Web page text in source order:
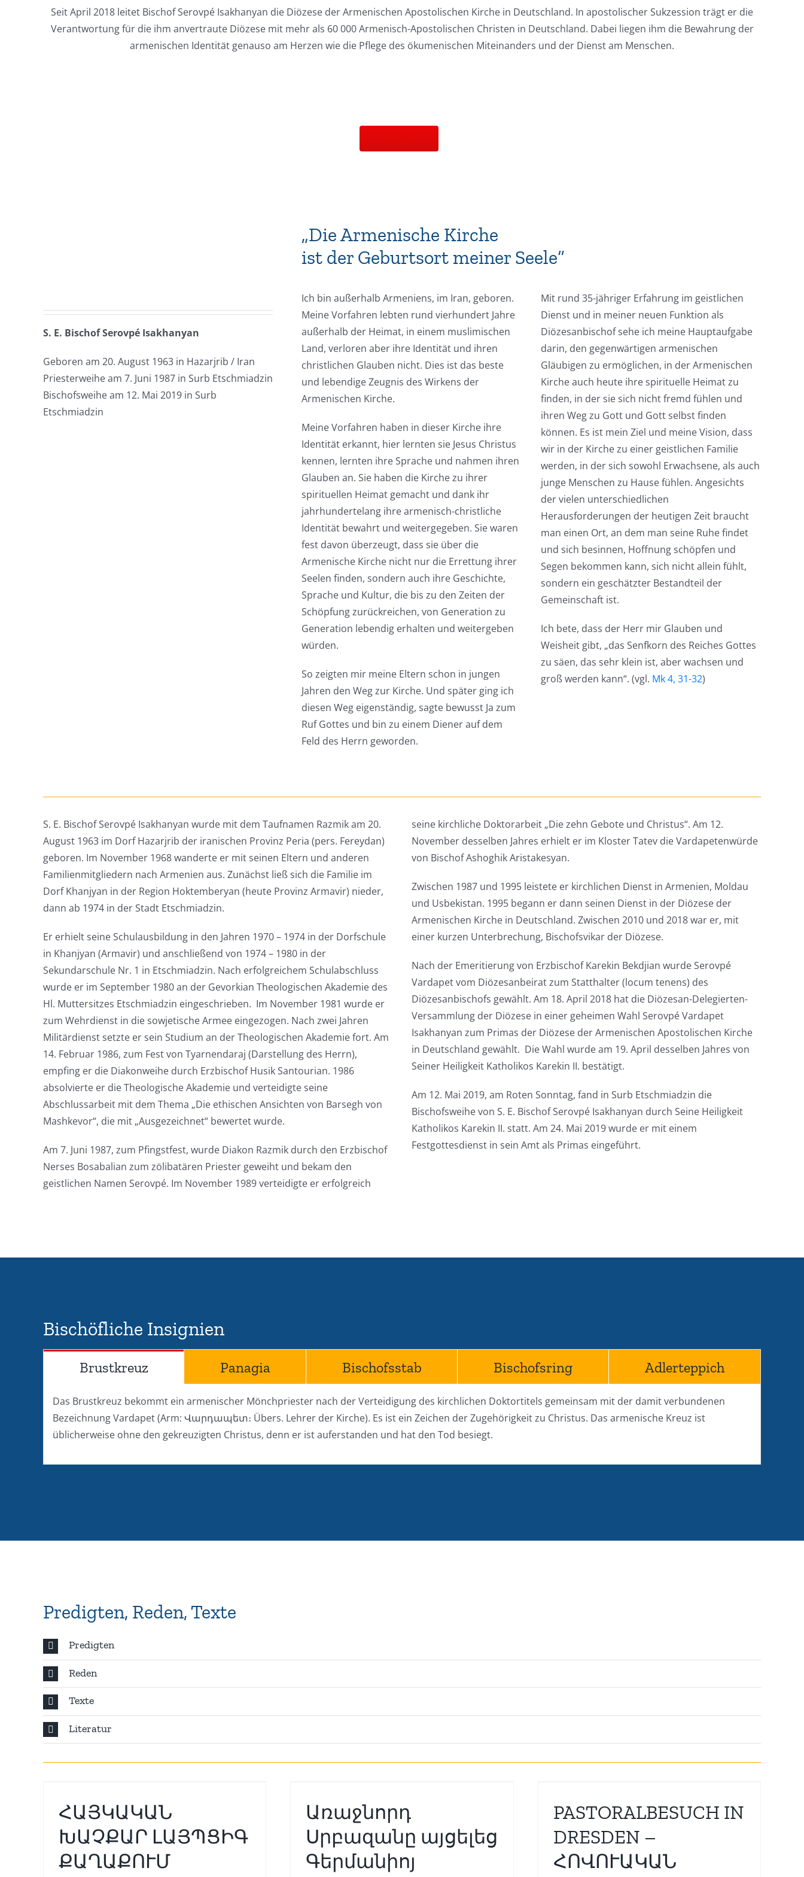
Seit April 2018 leitet Bischof Serovpé Isakhanyan die Diözese der Armenischen Apostolischen Kirche in Deutschland. In apostolischer Sukzession trägt er die
Verantwortung für die ihm anvertraute Diözese mit mehr als 60 000 Armenisch-Apostolischen Christen in Deutschland. Dabei liegen ihm die Bewahrung der
armenischen Identität genauso am Herzen wie die Pflege des ökumenischen Miteinanders und der Dienst am Menschen.
„Die Armenische Kirche
ist der Geburtsort meiner Seele“
S. E. Bischof Serovpé Isakhanyan
Geboren am 20. August 1963 in Hazarjrib / Iran
Priesterweihe am 7. Juni 1987 in Surb Etschmiadzin
Bischofsweihe am 12. Mai 2019 in Surb
Etschmiadzin
Ich bin außerhalb Armeniens, im Iran, geboren.
Meine Vorfahren lebten rund vierhundert Jahre
außerhalb der Heimat, in einem muslimischen
Land, verloren aber ihre Identität und ihren
christlichen Glauben nicht. Dies ist das beste
und lebendige Zeugnis des Wirkens der
Armenischen Kirche.
Meine Vorfahren haben in dieser Kirche ihre
Identität erkannt, hier lernten sie Jesus Christus
kennen, lernten ihre Sprache und nahmen ihren
Glauben an. Sie haben die Kirche zu ihrer
spirituellen Heimat gemacht und dank ihr
jahrhundertelang ihre armenisch-christliche
Identität bewahrt und weitergegeben. Sie waren
fest davon überzeugt, dass sie über die
Armenische Kirche nicht nur die Errettung ihrer
Seelen finden, sondern auch ihre Geschichte,
Sprache und Kultur, die bis zu den Zeiten der
Schöpfung zurückreichen, von Generation zu
Generation lebendig erhalten und weitergeben
würden.
So zeigten mir meine Eltern schon in jungen
Jahren den Weg zur Kirche. Und später ging ich
diesen Weg eigenständig, sagte bewusst Ja zum
Ruf Gottes und bin zu einem Diener auf dem
Feld des Herrn geworden.
Mit rund 35-jähriger Erfahrung im geistlichen
Dienst und in meiner neuen Funktion als
Diözesanbischof sehe ich meine Hauptaufgabe
darin, den gegenwärtigen armenischen
Gläubigen zu ermöglichen, in der Armenischen
Kirche auch heute ihre spirituelle Heimat zu
finden, in der sie sich nicht fremd fühlen und
ihren Weg zu Gott und Gott selbst finden
können. Es ist mein Ziel und meine Vision, dass
wir in der Kirche zu einer geistlichen Familie
werden, in der sich sowohl Erwachsene, als auch
junge Menschen zu Hause fühlen. Angesichts
der vielen unterschiedlichen
Herausforderungen der heutigen Zeit braucht
man einen Ort, an dem man seine Ruhe findet
und sich besinnen, Hoffnung schöpfen und
Segen bekommen kann, sich nicht allein fühlt,
sondern ein geschätzter Bestandteil der
Gemeinschaft ist.
Ich bete, dass der Herr mir Glauben und
Weisheit gibt, „das Senfkorn des Reiches Gottes
zu säen, das sehr klein ist, aber wachsen und
groß werden kann“. (vgl. Mk 4, 31-32)
S. E. Bischof Serovpé Isakhanyan wurde mit dem Taufnamen Razmik am 20.
August 1963 im Dorf Hazarjrib der iranischen Provinz Peria (pers. Fereydan)
geboren. Im November 1968 wanderte er mit seinen Eltern und anderen
Familienmitgliedern nach Armenien aus. Zunächst ließ sich die Familie im
Dorf Khanjyan in der Region Hoktemberyan (heute Provinz Armavir) nieder,
dann ab 1974 in der Stadt Etschmiadzin.
Er erhielt seine Schulausbildung in den Jahren 1970 – 1974 in der Dorfschule
in Khanjyan (Armavir) und anschließend von 1974 – 1980 in der
Sekundarschule Nr. 1 in Etschmiadzin. Nach erfolgreichem Schulabschluss
wurde er im September 1980 an der Gevorkian Theologischen Akademie des
Hl. Muttersitzes Etschmiadzin eingeschrieben. Im November 1981 wurde er
zum Wehrdienst in die sowjetische Armee eingezogen. Nach zwei Jahren
Militärdienst setzte er sein Studium an der Theologischen Akademie fort. Am
14. Februar 1986, zum Fest von Tyarnendaraj (Darstellung des Herrn),
empfing er die Diakonweihe durch Erzbischof Husik Santourian. 1986
absolvierte er die Theologische Akademie und verteidigte seine
Abschlussarbeit mit dem Thema „Die ethischen Ansichten von Barsegh von
Mashkevor“, die mit „Ausgezeichnet“ bewertet wurde.
Am 7. Juni 1987, zum Pfingstfest, wurde Diakon Razmik durch den Erzbischof
Nerses Bosabalian zum zölibatären Priester geweiht und bekam den
geistlichen Namen Serovpé. Im November 1989 verteidigte er erfolgreich
seine kirchliche Doktorarbeit „Die zehn Gebote und Christus“. Am 12.
November desselben Jahres erhielt er im Kloster Tatev die Vardapetenwürde
von Bischof Ashoghik Aristakesyan.
Zwischen 1987 und 1995 leistete er kirchlichen Dienst in Armenien, Moldau
und Usbekistan. 1995 begann er dann seinen Dienst in der Diözese der
Armenischen Kirche in Deutschland. Zwischen 2010 und 2018 war er, mit
einer kurzen Unterbrechung, Bischofsvikar der Diözese.
Nach der Emeritierung von Erzbischof Karekin Bekdjian wurde Serovpé
Vardapet vom Diözesanbeirat zum Statthalter (locum tenens) des
Diözesanbischofs gewählt. Am 18. April 2018 hat die Diözesan-Delegierten-
Versammlung der Diözese in einer geheimen Wahl Serovpé Vardapet
Isakhanyan zum Primas der Diözese der Armenischen Apostolischen Kirche
in Deutschland gewählt. Die Wahl wurde am 19. April desselben Jahres von
Seiner Heiligkeit Katholikos Karekin II. bestätigt.
Am 12. Mai 2019, am Roten Sonntag, fand in Surb Etschmiadzin die
Bischofsweihe von S. E. Bischof Serovpé Isakhanyan durch Seine Heiligkeit
Katholikos Karekin II. statt. Am 24. Mai 2019 wurde er mit einem
Festgottesdienst in sein Amt als Primas eingeführt.
Bischöfliche Insignien
Brustkreuz Panagia Bischofsstab Bischofsring Adlerteppich
Das Brustkreuz bekommt ein armenischer Mönchpriester nach der Verteidigung des kirchlichen Doktortitels gemeinsam mit der damit verbundenen
Bezeichnung Vardapet (Arm: Վարդապետ։ Übers. Lehrer der Kirche). Es ist ein Zeichen der Zugehörigkeit zu Christus. Das armenische Kreuz ist
üblicherweise ohne den gekreuzigten Christus, denn er ist auferstanden und hat den Tod besiegt.
Predigten, Reden, Texte
Predigten
Reden
Texte
Literatur
ՀԱՅԿԱԿԱՆ
ԽԱՉՔԱՐ ԼԱՅՊՑԻԳ
ՔԱՂԱՔՈՒՄ
Առաջնորդ Սրբազանը
Դեսպանին
Առաջնորդ
Սրբազանը այցելեց
Գերմանիոյ
PASTORALBESUCH IN
ԱՅՑԵԼՈՒԹԻՒՆ ԴՐԵԶԴԷՆ
Aktuell
PASTORALBESUCH IN
DRESDEN –
ՀՈՎՈՒԱԿԱՆ